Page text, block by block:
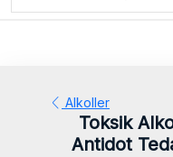
Alkoller
Toksik
Antidot